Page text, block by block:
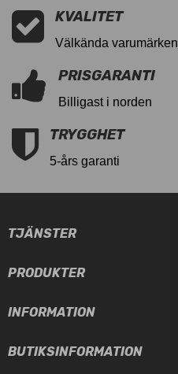
KVALITET
Välkända varumärken
PRISGARANTI
Billigast i norden
TRYGGHET
5-års garanti
TJÄNSTER
PRODUKTER
INFORMATION
BUTIKSINFORMATION